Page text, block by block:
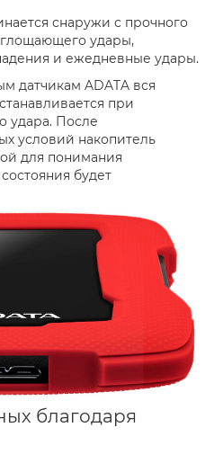
снаружи с прочного
удары,
и ежедневные удары.
датчикам ADATA вся
при
удара. После
условий накопитель
для понимания
будет
благодаря